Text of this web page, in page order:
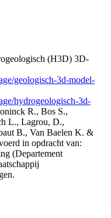
(H3D) 3D-
geologisch-3d-model-
hydrogeologisch-3d-
R., Bos S.,
L., Lagrou, D.,
B., Van Baelen K. &
in opdracht van:
(Departement